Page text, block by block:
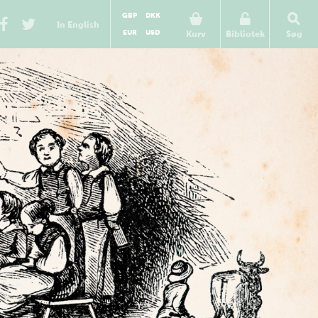
In English
Kurv
GBP
DKK
EUR
USD Bibliotek Søg